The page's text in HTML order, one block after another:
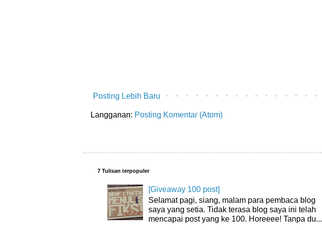
Posting Lebih Baru
Langganan: Posting Komentar (Atom)
7 Tulisan terpopuler
[Giveaway 100 post]
Selamat pagi, siang, malam para pembaca blog
saya yang setia. Tidak terasa blog saya ini telah
mencapai post yang ke 100. Horeeee! Tanpa du...